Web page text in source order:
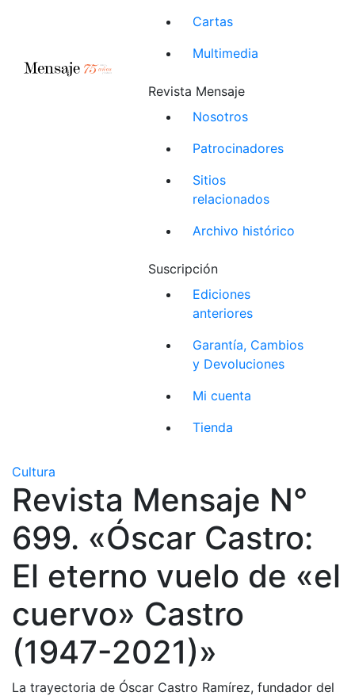
Cartas
Multimedia
Revista Mensaje
Nosotros
Patrocinadores
Sitios
relacionados
Archivo histórico
Suscripción
Ediciones
anteriores
Garantía, Cambios
y Devoluciones
Mi cuenta
Tienda
Cultura
Revista Mensaje N°
699. «Óscar Castro:
El eterno vuelo de «el
cuervo» Castro
(1947-2021)»
La trayectoria de Óscar Castro Ramírez, fundador del